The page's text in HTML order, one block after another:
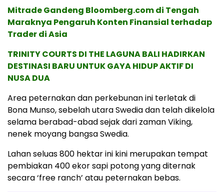
Mitrade Gandeng Bloomberg.com di Tengah
Maraknya Pengaruh Konten Finansial terhadap
Trader di Asia
TRINITY COURTS DI THE LAGUNA BALI HADIRKAN
DESTINASI BARU UNTUK GAYA HIDUP AKTIF DI
NUSA DUA
Area peternakan dan perkebunan ini terletak di
Bona Munso, sebelah utara Swedia dan telah dikelola
selama berabad-abad sejak dari zaman Viking,
nenek moyang bangsa Swedia.
Lahan seluas 800 hektar ini kini merupakan tempat
pembiakan 400 ekor sapi potong yang diternak
secara ‘free ranch’ atau peternakan bebas.